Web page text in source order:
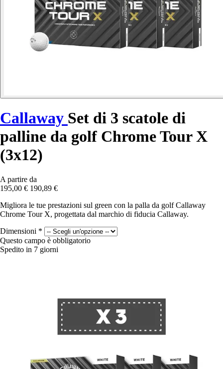
Callaway Set di 3 scatole di
palline da golf Chrome Tour X
(3x12)
A partire da
195,00 € 190,89 €
Migliora le tue prestazioni sul green con la palla da golf Callaway
Chrome Tour X, progettata dal marchio di fiducia Callaway.
Dimensioni *
Questo campo è obbligatorio
Spedito in 7 giorni